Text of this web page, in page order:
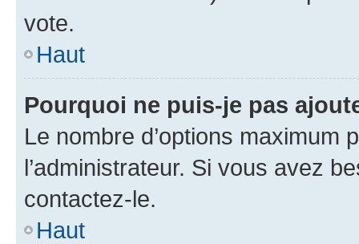
vote.
Haut
Pourquoi ne puis-je pas
Le nombre d’options maximum
l’administrateur. Si vous avez
contactez-le.
Haut